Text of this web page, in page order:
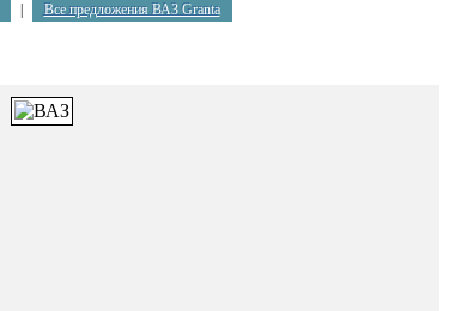
Все предложения ВАЗ Granta